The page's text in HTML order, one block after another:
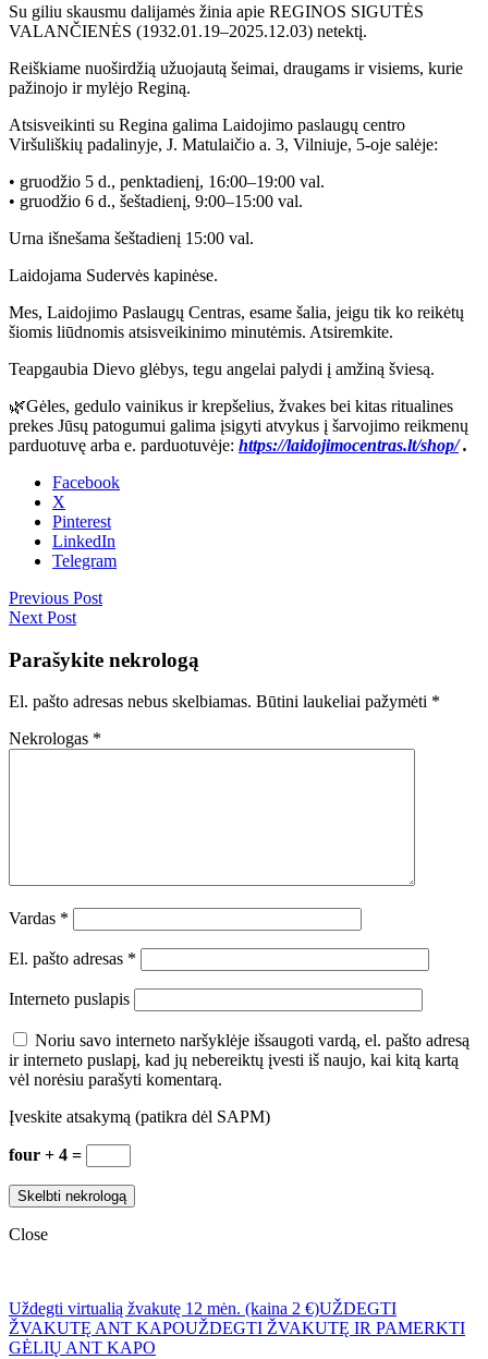
Su giliu skausmu dalijamės žinia apie REGINOS SIGUTĖS
VALANČIENĖS (1932.01.19–2025.12.03) netektį.
Reiškiame nuoširdžią užuojautą šeimai, draugams ir visiems, kurie
pažinojo ir mylėjo Reginą.
Atsisveikinti su Regina galima Laidojimo paslaugų centro
Viršuliškių padalinyje, J. Matulaičio a. 3, Vilniuje, 5-oje salėje:
• gruodžio 5 d., penktadienį, 16:00–19:00 val.
• gruodžio 6 d., šeštadienį, 9:00–15:00 val.
Urna išnešama šeštadienį 15:00 val.
Laidojama Sudervės kapinėse.
Mes, Laidojimo Paslaugų Centras, esame šalia, jeigu tik ko reikėtų
šiomis liūdnomis atsisveikinimo minutėmis. Atsiremkite.
Teapgaubia Dievo glėbys, tegu angelai palydi į amžiną šviesą.
🌿Gėles, gedulo vainikus ir krepšelius, žvakes bei kitas ritualines
prekes Jūsų patogumui galima įsigyti atvykus į šarvojimo reikmenų
parduotuvę arba e. parduotuvėje: https://laidojimocentras.lt/shop/.
Facebook
X
Pinterest
LinkedIn
Telegram
Previous Post
Next Post
Parašykite nekrologą
El. pašto adresas nebus skelbiamas. Būtini laukeliai pažymėti *
Nekrologas *
Vardas *
El. pašto adresas *
Interneto puslapis
Noriu savo interneto naršyklėje išsaugoti vardą, el. pašto adresą
ir interneto puslapį, kad jų nebereiktų įvesti iš naujo, kai kitą kartą
vėl norėsiu parašyti komentarą.
Įveskite atsakymą (patikra dėl SAPM)
four + 4 =
Close
Uždegti virtualią žvakutę 12 mėn. (kaina 2 €)UŽDEGTI
ŽVAKUTĘ ANT KAPOUŽDEGTI ŽVAKUTĘ IR PAMERKTI
GĖLIŲ ANT KAPO